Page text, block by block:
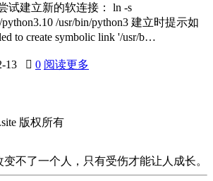
试建立新的软连接： ln -s
/usr/bin/python3 建立时提示如
to create symbolic link '/usr/b…
13  0 阅读更多
版权所有
不了一个人，只有受伤才能让人成长。